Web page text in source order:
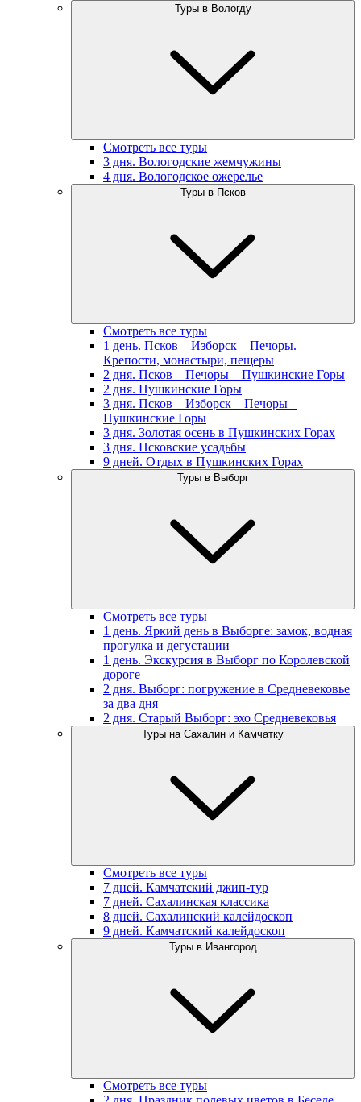
Туры в Вологду
Смотреть все туры
3 дня. Вологодские жемчужины
4 дня. Вологодское ожерелье
Туры в Псков
Смотреть все туры
1 день. Псков – Изборск – Печоры.
Крепости, монастыри, пещеры
2 дня. Псков – Печоры – Пушкинские Горы
2 дня. Пушкинские Горы
3 дня. Псков – Изборск – Печоры –
Пушкинские Горы
3 дня. Золотая осень в Пушкинских Горах
3 дня. Псковские усадьбы
9 дней. Отдых в Пушкинских Горах
Туры в Выборг
Смотреть все туры
1 день. Яркий день в Выборге: замок, водная
прогулка и дегустации
1 день. Экскурсия в Выборг по Королевской
дороге
2 дня. Выборг: погружение в Средневековье
за два дня
2 дня. Старый Выборг: эхо Средневековья
Туры на Сахалин и Камчатку
Смотреть все туры
7 дней. Камчатский джип-тур
7 дней. Сахалинская классика
8 дней. Сахалинский калейдоскоп
9 дней. Камчатский калейдоскоп
Туры в Ивангород
Смотреть все туры